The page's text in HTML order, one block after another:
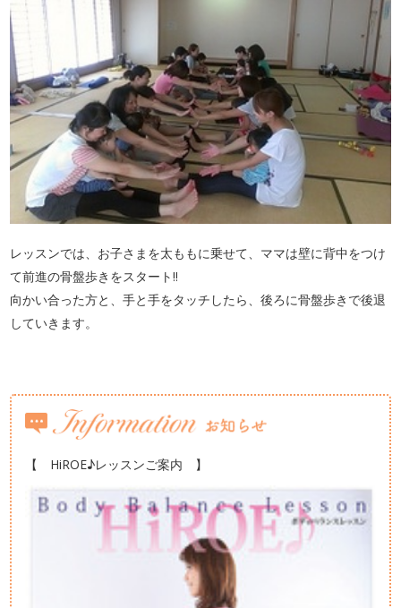
レッスンでは、お子さまを太ももに乗せて、ママは壁に背中をつけ
て前進の骨盤歩きをスタート!!
向かい合った方と、手と手をタッチしたら、後ろに骨盤歩きで後退
していきます。
【 HiROE♪レッスンご案内 】